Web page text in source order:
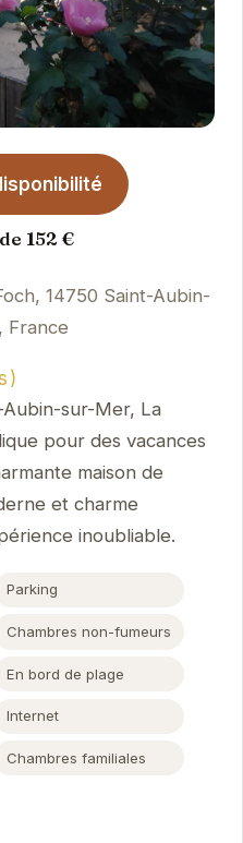
152 €
14750 Saint-Aubin-
France
sur-Mer, La
pour des vacances
maison de
et charme
inoubliable.
Parking
Chambres non-fumeurs
En bord de plage
Internet
Chambres familiales